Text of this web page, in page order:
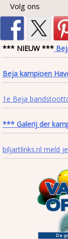
Volg ons
*** NIEUW ***
Beja kampioen
1e Beja
*** Galerij der
biljartlinks.nl meld